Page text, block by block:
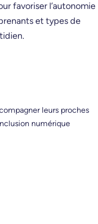
favoriser l’autonomie
et types de
leurs proches
numérique